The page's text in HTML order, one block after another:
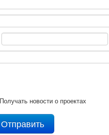
Получать новости о проектах